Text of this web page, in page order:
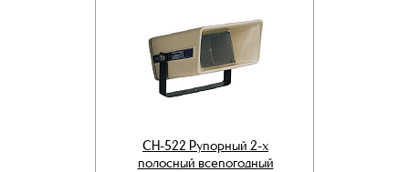
CH-522 Рупорный 2-х
полосный всепогодный